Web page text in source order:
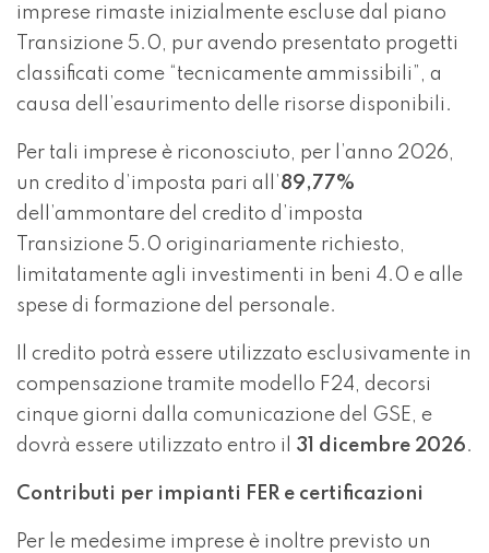
imprese rimaste inizialmente escluse dal piano
Transizione 5.0, pur avendo presentato progetti
classificati come “tecnicamente ammissibili”, a
causa dell’esaurimento delle risorse disponibili.
Per tali imprese è riconosciuto, per l’anno 2026,
un credito d’imposta pari all’89,77%
dell’ammontare del credito d’imposta
Transizione 5.0 originariamente richiesto,
limitatamente agli investimenti in beni 4.0 e alle
spese di formazione del personale.
Il credito potrà essere utilizzato esclusivamente in
compensazione tramite modello F24, decorsi
cinque giorni dalla comunicazione del GSE, e
dovrà essere utilizzato entro il 31 dicembre 2026.
Contributi per impianti FER e certificazioni
Per le medesime imprese è inoltre previsto un